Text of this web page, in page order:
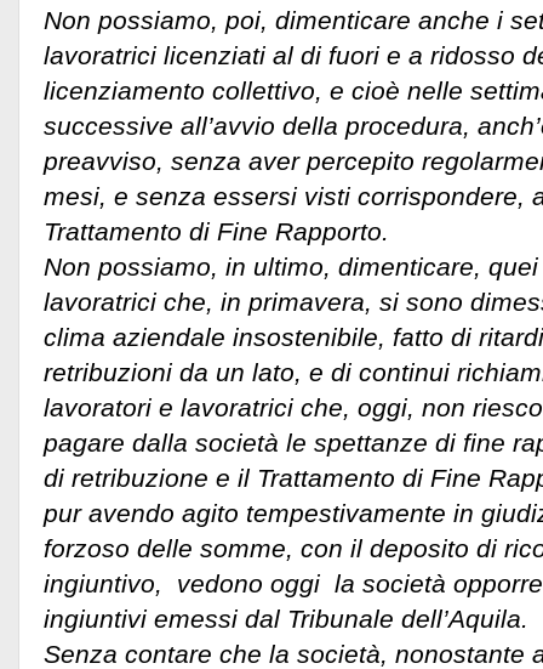
Non possiamo, poi, dimenticare anche i
lavoratrici licenziati al di fuori e a ridosso
licenziamento collettivo, e cioè nelle
successive all’avvio della procedura,
preavviso, senza aver percepito
mesi, e senza essersi visti corrispondere,
Trattamento di Fine Rapporto.
Non possiamo, in ultimo, dimenticare,
lavoratrici che, in primavera, si sono
clima aziendale insostenibile, fatto di
retribuzioni da un lato, e di continui
lavoratori e lavoratrici che, oggi, non
pagare dalla società le spettanze di fine
di retribuzione e il Trattamento di Fine
pur avendo agito tempestivamente in
forzoso delle somme, con il deposito di
ingiuntivo, vedono oggi la società
ingiuntivi emessi dal Tribunale dell’Aquila.
Senza contare che la società, nonostante